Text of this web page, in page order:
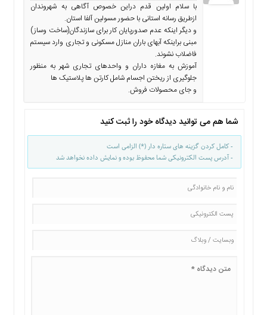
با سلام اولین قدم دراین خصوص آگاهی به شهروندان
ازطریق رسانه استانی با حضور مسولین آلفا استان.
و دیگر اینکه عدم صدورپایان کار برای سازندگان(ساخت وساز)
مبنی براینکه آبهای باران منازل مسکونی و تجاری وارد سیستم
فاضلاب نشوند.
آموزش به مغازه داران و واحدهای تجاری شهر به منظور
جلوگیری از ریختن اجسام شامل کارتن ها پلاستیک ها
و جای محصولات فروش.
شما هم می توانید دیدگاه خود را ثبت کنید
- کامل کردن گزینه های ستاره دار (*) الزامی است
- آدرس پست الکترونیکی شما محفوظ بوده و نمایش داده نخواهد شد